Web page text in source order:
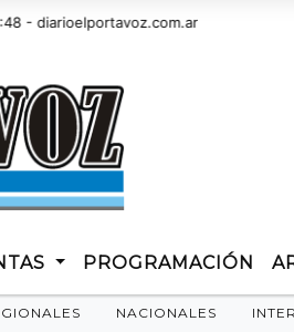
PROGRAMACIÓN
NACIONALES